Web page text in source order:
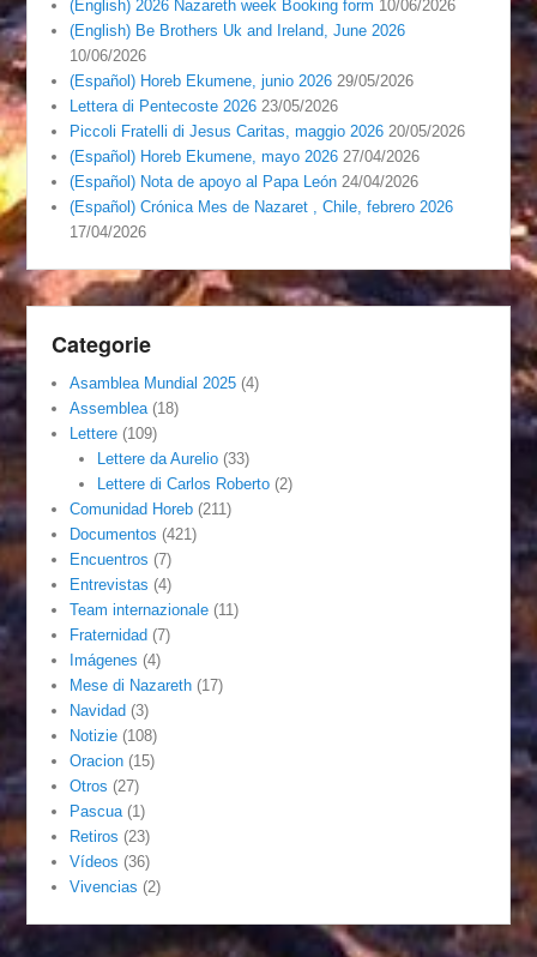
(English) 2026 Nazareth week Booking form 10/06/2026
(English) Be Brothers Uk and Ireland, June 2026
10/06/2026
(Español) Horeb Ekumene, junio 2026 29/05/2026
Lettera di Pentecoste 2026 23/05/2026
Piccoli Fratelli di Jesus Caritas, maggio 2026 20/05/2026
(Español) Horeb Ekumene, mayo 2026 27/04/2026
(Español) Nota de apoyo al Papa León 24/04/2026
(Español) Crónica Mes de Nazaret , Chile, febrero 2026
17/04/2026
Categorie
Asamblea Mundial 2025 (4)
Assemblea (18)
Lettere (109)
Lettere da Aurelio(33)
Lettere di Carlos Roberto(2)
Comunidad Horeb (211)
Documentos (421)
Encuentros (7)
Entrevistas (4)
Team internazionale (11)
Fraternidad (7)
Imágenes (4)
Mese di Nazareth (17)
Navidad (3)
Notizie (108)
Oracion (15)
Otros (27)
Pascua (1)
Retiros (23)
Vídeos (36)
Vivencias (2)